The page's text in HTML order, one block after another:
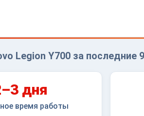
Legion Y700 за последние
дня
время работы